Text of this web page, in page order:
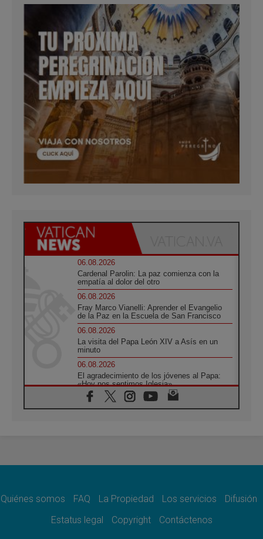
06.08.2026
Cardenal Parolin: La paz comienza con la
empatía al dolor del otro
06.08.2026
Fray Marco Vianelli: Aprender el Evangelio
de la Paz en la Escuela de San Francisco
06.08.2026
La visita del Papa León XIV a Asís en un
minuto
06.08.2026
El agradecimiento de los jóvenes al Papa:
«Hoy nos sentimos Iglesia»
06.08.2026
Líbano: Reanudan los coloquios en Roma en
paz
Sturla: La visita de León XIV será una buena
Quiénes somos FAQ La Propiedad Los servicios
Difusión
Estatus legal
Copyright Contáctenos